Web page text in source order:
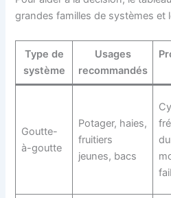
grandes familles de systèmes et
Type de
système
Usages
recommandés
Goutte-
à-goutte
Potager, haies,
fruitiers
jeunes, bacs